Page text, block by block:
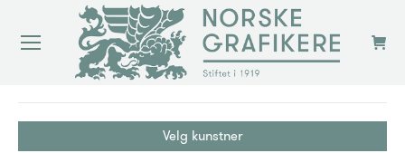
Velg kunstner